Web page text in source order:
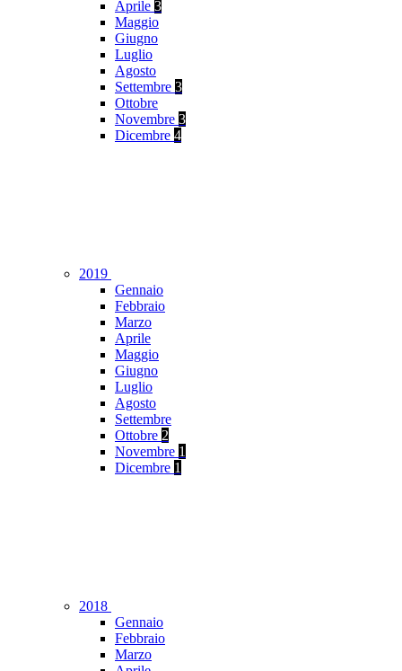
Aprile 3
Maggio
Giugno
Luglio
Agosto
Settembre 3
Ottobre
Novembre 3
Dicembre 4
2019
Gennaio
Febbraio
Marzo
Aprile
Maggio
Giugno
Luglio
Agosto
Settembre
Ottobre 2
Novembre 1
Dicembre 1
2018
Gennaio
Febbraio
Marzo